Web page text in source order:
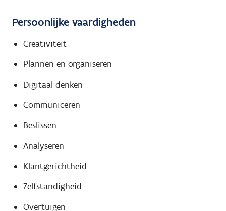
Persoonlijke vaardigheden
Creativiteit
Plannen en organiseren
Digitaal denken
Communiceren
Beslissen
Analyseren
Klantgerichtheid
Zelfstandigheid
Overtuigen